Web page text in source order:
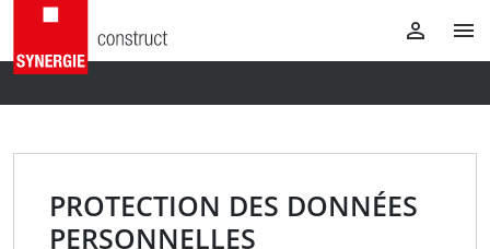
PROTECTION DES DONNÉES
PERSONNELLES